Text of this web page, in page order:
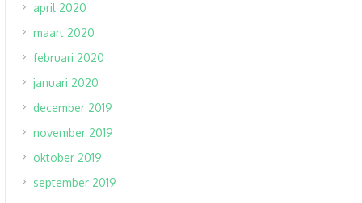
april 2020
maart 2020
februari 2020
januari 2020
december 2019
november 2019
oktober 2019
september 2019